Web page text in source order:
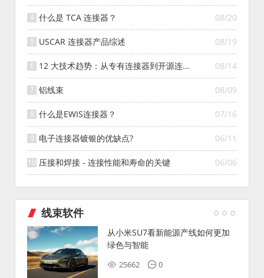
08/20
什么是 TCA 连接器？
08/19
USCAR 连接器产品综述
08/14
12 大技术趋势：从专有连接器到开源连接
器的演变
08/09
铝线束
07/16
什么是EWIS连接器？
06/11
电子连接器镀银的优缺点?
06/06
压接和焊接 - 连接性能和寿命的关键
线束软件
从小米SU7看新能源产线如何更加
绿色与智能
25662 0